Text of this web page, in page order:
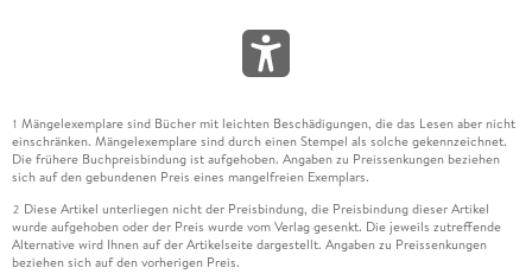
1 Mängelexemplare sind Bücher mit leichten Beschädigungen, die das Lesen aber nicht
einschränken. Mängelexemplare sind durch einen Stempel als solche gekennzeichnet.
Die frühere Buchpreisbindung ist aufgehoben. Angaben zu Preissenkungen beziehen
sich auf den gebundenen Preis eines mangelfreien Exemplars.
2 Diese Artikel unterliegen nicht der Preisbindung, die Preisbindung dieser Artikel
wurde aufgehoben oder der Preis wurde vom Verlag gesenkt. Die jeweils zutreffende
Alternative wird Ihnen auf der Artikelseite dargestellt. Angaben zu Preissenkungen
beziehen sich auf den vorherigen Preis.